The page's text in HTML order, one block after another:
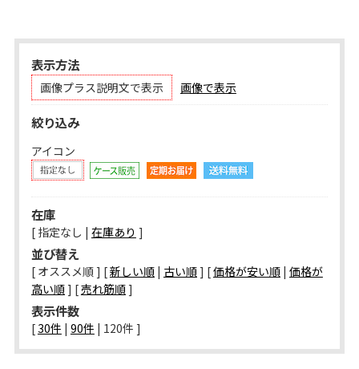
表示方法
画像プラス説明文で表示 画像で表示
絞り込み
アイコン
在庫
[ 指定なし | 在庫あり ]
並び替え
[ オススメ順 ] [新しい順| 古い順] [価格が安い順| 価格が
高い順] [売れ筋順]
表示件数
[ 30件 | 90件 | 120件 ]